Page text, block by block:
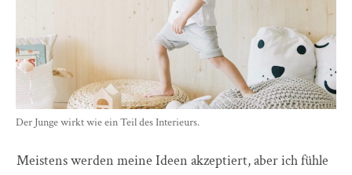
Der Junge wirkt wie ein Teil des Interieurs.
Meistens werden meine Ideen akzeptiert, aber ich fühle